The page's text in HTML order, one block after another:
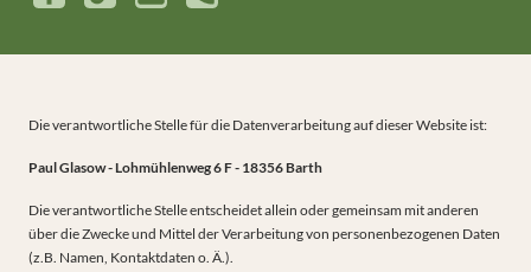
Die verantwortliche Stelle für die Datenverarbeitung auf dieser Website ist:
Paul Glasow - Lohmühlenweg 6 F - 18356 Barth
Die verantwortliche Stelle entscheidet allein oder gemeinsam mit anderen
über die Zwecke und Mittel der Verarbeitung von personenbezogenen Daten
(z.B. Namen, Kontaktdaten o. Ä.).